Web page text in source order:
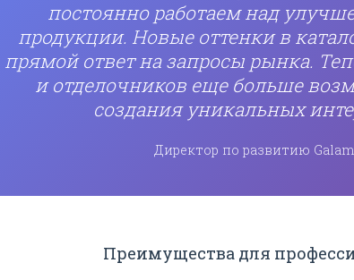
постоянно работаем над
продукции. Новые оттенки в
прямой ответ на запросы рынка.
и отделочников еще больше
создания уникальных
Директор по развитию
Преимущества для